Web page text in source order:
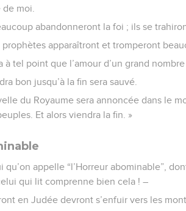
moi.
abandonneront la foi ; ils se
apparaîtront et tromperont
à tel point que l’amour d’un grand
bon jusqu’à la fin sera sauvé.
du Royaume sera annoncée dans le
Et alors viendra la fin. »
qu’on appelle “l’Horreur abominable”,
qui lit comprenne bien cela ! –
en Judée devront s’enfuir vers les